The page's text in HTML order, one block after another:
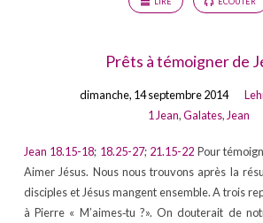
Prêts à témoigner de
dimanche, 14 septembre 2014
1 Jean,Galates,Jean
Jean 18.15-18; 18.25-27; 21.15-22 Pour
Aimer Jésus. Nous nous trouvons après la
disciples et Jésus mangent ensemble. A trois
à Pierre « M’aimes‐tu ?». On douterait de